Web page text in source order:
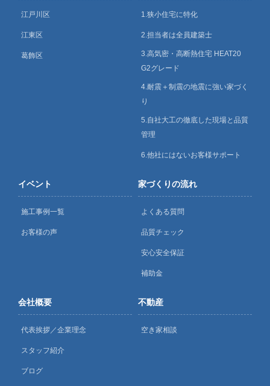
江戸川区
江東区
葛飾区
1.狭小住宅に特化
2.担当者は全員建築士
3.高気密・高断熱住宅 HEAT20
G2グレード
4.耐震＋制震の地震に強い家づく
り
5.自社大工の徹底した現場と品質
管理
6.他社にはないお客様サポート
イベント
施工事例一覧
お客様の声
家づくりの流れ
よくある質問
品質チェック
安心安全保証
補助金
会社概要
代表挨拶／企業理念
スタッフ紹介
ブログ
不動産
空き家相談